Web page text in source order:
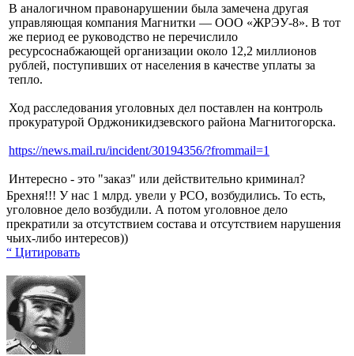
В аналогичном правонарушении была замечена другая
управляющая компания Магнитки — ООО «ЖРЭУ-8». В тот
же период ее руководство не перечислило
ресурсоснабжающей организации около 12,2 миллионов
рублей, поступивших от населения в качестве уплаты за
тепло.
Ход расследования уголовных дел поставлен на контроль
прокуратурой Орджоникидзевского района Магнитогорска.
https://news.mail.ru/incident/30194356/?frommail=1
Интересно - это "заказ" или действительно криминал?
Брехня!!! У нас 1 млрд. увели у РСО, возбудились. То есть,
уголовное дело возбудили. А потом уголовное дело
прекратили за отсутствием состава и отсутствием нарушения
чьих-либо интересов))
“ Цитировать